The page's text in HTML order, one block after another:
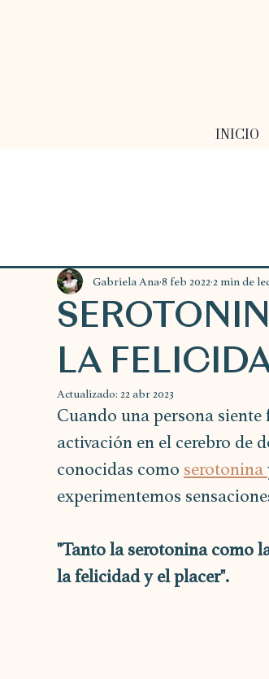
INICIO
LA
Gabriela Ana 8 feb 2022 2 min de
Actualizado: 22 abr 2023
Cuando una persona
activación en el cerebro de
conocidas como serotonina
experimentemos
"Tanto la serotonina como
la felicidad y el placer".